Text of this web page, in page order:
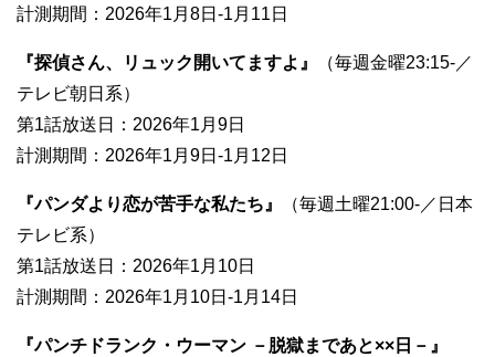
計測期間：2026年1月8日-1月11日
『探偵さん、リュック開いてますよ』
（毎週金曜23:15-／
テレビ朝日系）
第1話放送日：2026年1月9日
計測期間：2026年1月9日-1月12日
『パンダより恋が苦手な私たち』
（毎週土曜21:00-／日本
テレビ系）
第1話放送日：2026年1月10日
計測期間：2026年1月10日-1月14日
『パンチドランク・ウーマン －脱獄まであと××日－』